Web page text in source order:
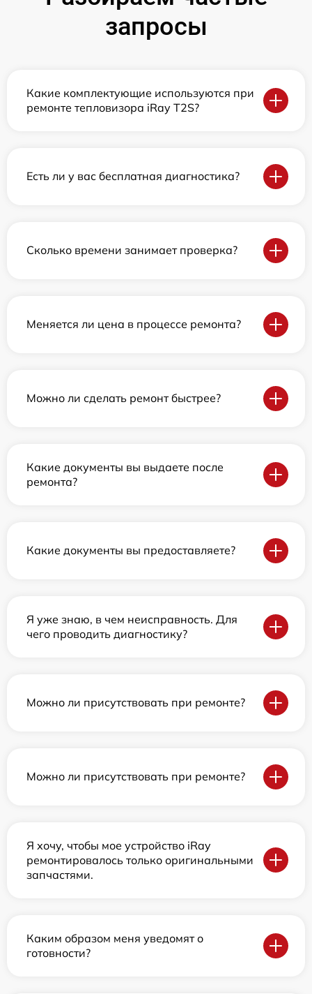
запросы
Какие комплектующие используются при
ремонте тепловизора iRay T2S?
Есть ли у вас бесплатная диагностика?
Сколько времени занимает проверка?
Меняется ли цена в процессе ремонта?
Можно ли сделать ремонт быстрее?
Какие документы вы выдаете после
ремонта?
Какие документы вы предоставляете?
Я уже знаю, в чем неисправность. Для
чего проводить диагностику?
Можно ли присутствовать при ремонте?
Можно ли присутствовать при ремонте?
Я хочу, чтобы мое устройство iRay
ремонтировалось только оригинальными
запчастями.
Каким образом меня уведомят о
готовности?